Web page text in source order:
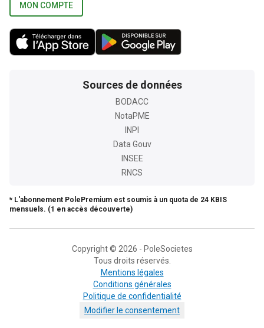
MON COMPTE
Sources de données
BODACC
NotaPME
INPI
Data Gouv
INSEE
RNCS
* L'abonnement PolePremium est soumis à un quota de 24 KBIS
mensuels. (1 en accès découverte)
Copyright © 2026 - PoleSocietes
Tous droits réservés.
Mentions légales
Conditions générales
Politique de confidentialité
Modifier le consentement